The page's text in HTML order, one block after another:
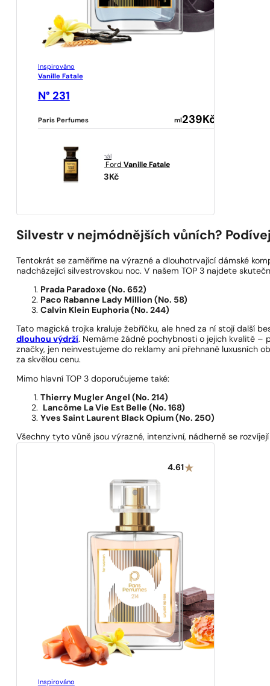
Inspirováno
Vanille Fatale
N° 231
Paris Perfumes ml 239 Kč
originál
Tom Ford Vanille Fatale
11153 Kč
Silvestr v nejmódnějších vůních?
Tentokrát se zaměříme na výrazné a dlouhotrvající dámské
nadcházející silvestrovskou noc. V našem TOP 3 najdete
Prada Paradoxe (No. 652)
Paco Rabanne Lady Million (No. 58)
Calvin Klein Euphoria (No. 244)
Tato magická trojka kraluje žebříčku, ale hned za ní stojí další
dlouhou výdrží. Nemáme žádné pochybnosti o jejich kvalitě –
značky, jen neinvestujeme do reklamy ani přehnaně luxusních
za skvělou cenu.
Mimo hlavní TOP 3 doporučujeme také:
Thierry Mugler Angel (No. 214)
Lancôme La Vie Est Belle (No. 168)
Yves Saint Laurent Black Opium (No. 250)
Všechny tyto vůně jsou výrazné, intenzivní, nádherně se
4.61
Inspirováno